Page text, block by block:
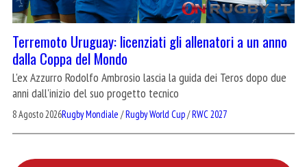
Terremoto Uruguay: licenziati gli allenatori a un anno
dalla Coppa del Mondo
L'ex Azzurro Rodolfo Ambrosio lascia la guida dei Teros dopo due
anni dall'inizio del suo progetto tecnico
8 Agosto 2026Rugby Mondiale /Rugby World Cup/RWC 2027